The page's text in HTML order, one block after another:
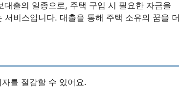
출의 일종으로, 주택 구입 시 필요한 자금을
비스입니다. 대출을 통해 주택 소유의 꿈을 더
를 절감할 수 있어요.